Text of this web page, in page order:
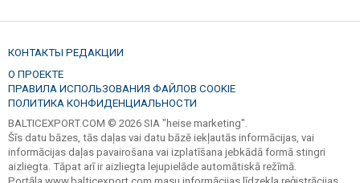
КОНТАКТЫ РЕДАКЦИИ
О ПРОЕКТЕ
ПРАВИЛА ИСПОЛЬЗОВАНИЯ ФАЙЛОВ COOKIE
ПОЛИТИКА КОНФИДЕНЦИАЛЬНОСТИ
BALTICEXPORT.COM © 2026 SIA "heise marketing".
Šīs datu bāzes, tās daļas vai datu bāzē iekļautās informācijas, vai
informācijas daļas pavairošana vai izplatīšana jebkādā formā stingri
aizliegta. Tāpat arī ir aizliegta lejupielāde automātiskā režīmā.